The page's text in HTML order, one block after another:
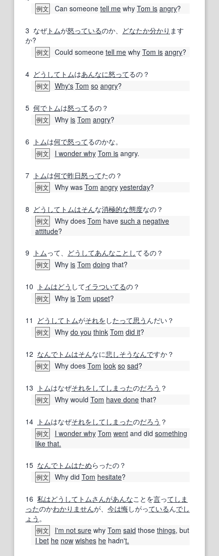
例文 Can someone tell me why Tom is angry?
3 なぜトムが怒っているのか、 どなたか分かり ます
か?
例文 Could someone tell me why Tom is angry?
4 どうして トムはあんなに怒ってるの？
例文 Why's Tom so angry?
5 何で トムは怒ってるの？
例文 Why is Tom angry?
6 トムは何で怒ってるのかな。
例文 I wonder why Tom is angry.
7 トムは何で昨日怒ってたの？
例文 Why was Tom angry yesterday?
8 どうして トムはそんな消極的な態度なの？
例文 Why does Tom have such a negative
attitude?
9 トム って、 どうしてあんなことしてるの？
例文 Why is Tom doing that?
10 トムはどう してイラついてるの？
例文 Why is Tom upset?
11 どうして トムがそれを したって思う んだい？
例文 Why do you think Tom did it?
12 なんで トムはそんなに悲しそう なんですか？
例文 Why does Tom look so sad?
13 トムはなぜそれを してしまったのだろう ？
例文 Why would Tom have done that?
14 トムはなぜそれを してしまったのだろう ？
例文 I wonder why Tom went and did something
like that.
15 なんで トムはためらったの？
例文 Why did Tom hesitate?
16 私はどうして トムさんがあんなことを言ってしま
ったのかわかりませんが、 今は悔しがっている んでし
ょう 。
例文 I'm not sure why Tom said those things, but
I bet he now wishes he hadn't.